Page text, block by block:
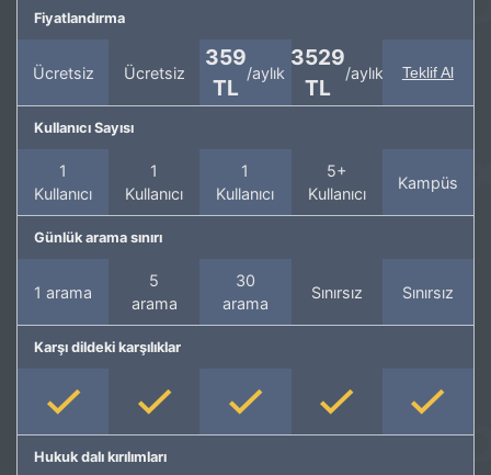
Fiyatlandırma
Ücretsiz Ücretsiz
359
TL
/aylık
3529
TL
/aylık Teklif Al
Kullanıcı Sayısı
1
Kullanıcı
1
Kullanıcı
1
Kullanıcı
5+
Kullanıcı
Kampüs
Günlük arama sınırı
1 arama
5
arama
30
arama
Sınırsız Sınırsız
Karşı dildeki karşılıklar
Hukuk dalı kırılımları